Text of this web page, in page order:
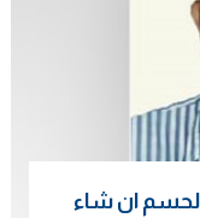
والحسم ان شاء